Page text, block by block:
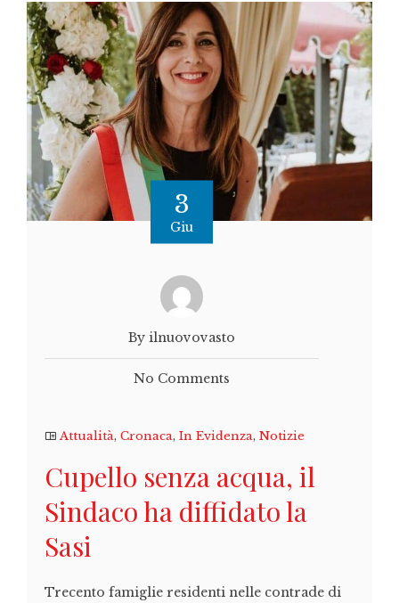
3
Giu
By ilnuovovasto
No Comments
Attualità, Cronaca, In Evidenza, Notizie
Cupello senza acqua, il
Sindaco ha diffidato la
Sasi
Trecento famiglie residenti nelle contrade di